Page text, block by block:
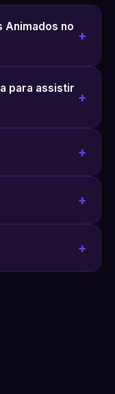
Animados no
para assistir